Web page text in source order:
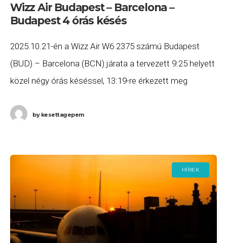
Wizz Air Budapest – Barcelona –
Budapest 4 órás késés
2025.10.21-én a Wizz Air W6 2375 számú Budapest
(BUD) – Barcelona (BCN) járata a tervezett 9:25 helyett
közel négy órás késéssel, 13:19-re érkezett meg
bykesettagepem
HÍREK